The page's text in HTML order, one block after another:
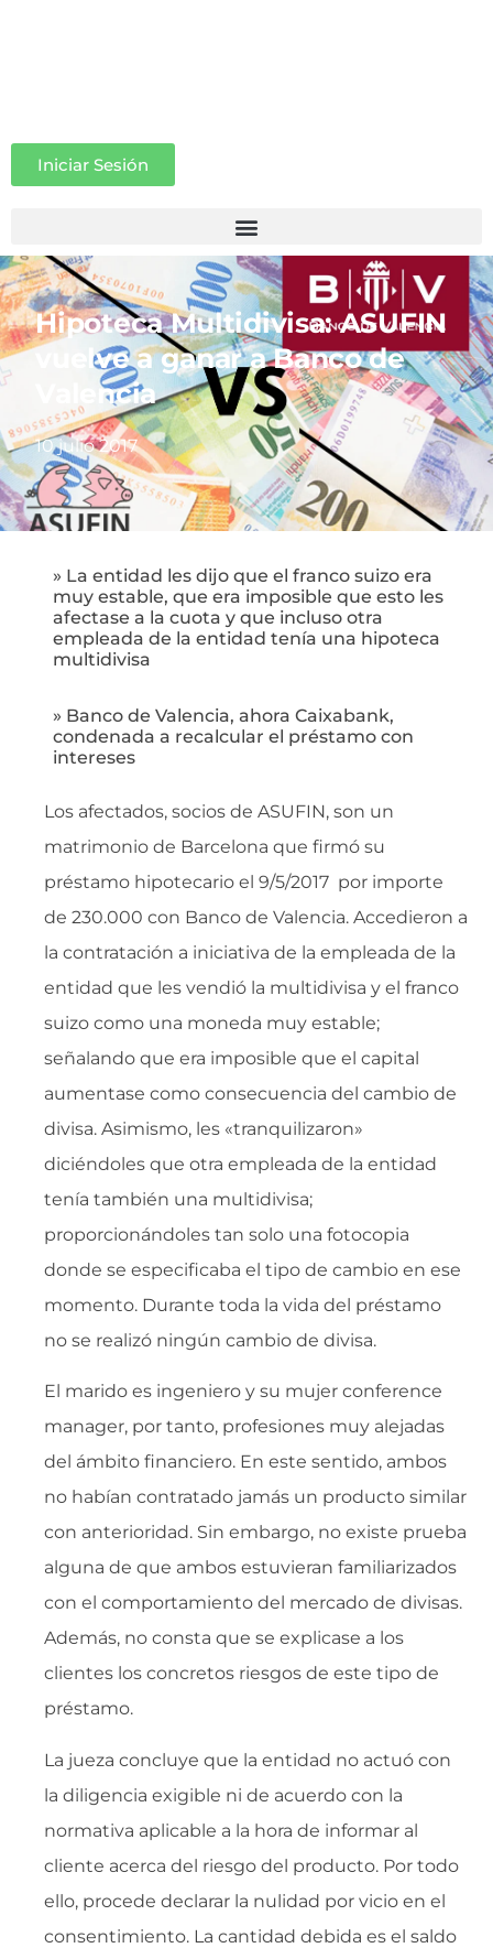
Iniciar Sesión
Hipoteca Multidivisa: ASUFIN
vuelve a ganar a Banco de
Valencia
10 julio 2017
» La entidad les dijo que el franco suizo era
muy estable, que era imposible que esto les
afectase a la cuota y que incluso otra
empleada de la entidad tenía una hipoteca
multidivisa
» Banco de Valencia, ahora Caixabank,
condenada a recalcular el préstamo con
intereses
Los afectados, socios de ASUFIN, son un
matrimonio de Barcelona que firmó su
préstamo hipotecario el 9/5/2017 por importe
de 230.000 con Banco de Valencia. Accedieron a
la contratación a iniciativa de la empleada de la
entidad que les vendió la multidivisa y el franco
suizo como una moneda muy estable;
señalando que era imposible que el capital
aumentase como consecuencia del cambio de
divisa. Asimismo, les «tranquilizaron»
diciéndoles que otra empleada de la entidad
tenía también una multidivisa;
proporcionándoles tan solo una fotocopia
donde se especificaba el tipo de cambio en ese
momento. Durante toda la vida del préstamo
no se realizó ningún cambio de divisa.
El marido es ingeniero y su mujer conference
manager, por tanto, profesiones muy alejadas
del ámbito financiero. En este sentido, ambos
no habían contratado jamás un producto similar
con anterioridad. Sin embargo, no existe prueba
alguna de que ambos estuvieran familiarizados
con el comportamiento del mercado de divisas.
Además, no consta que se explicase a los
clientes los concretos riesgos de este tipo de
préstamo.
La jueza concluye que la entidad no actuó con
la diligencia exigible ni de acuerdo con la
normativa aplicable a la hora de informar al
cliente acerca del riesgo del producto. Por todo
ello, procede declarar la nulidad por vicio en el
consentimiento. La cantidad debida es el saldo